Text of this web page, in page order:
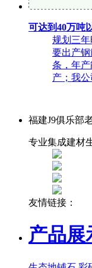
可达到40万吨
规划三
要出产
条，年产
产；我公
福建J9俱乐部
专业集成建材
友情链接：
产品展